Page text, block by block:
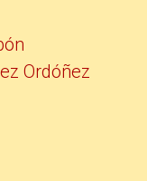
Ordóñez